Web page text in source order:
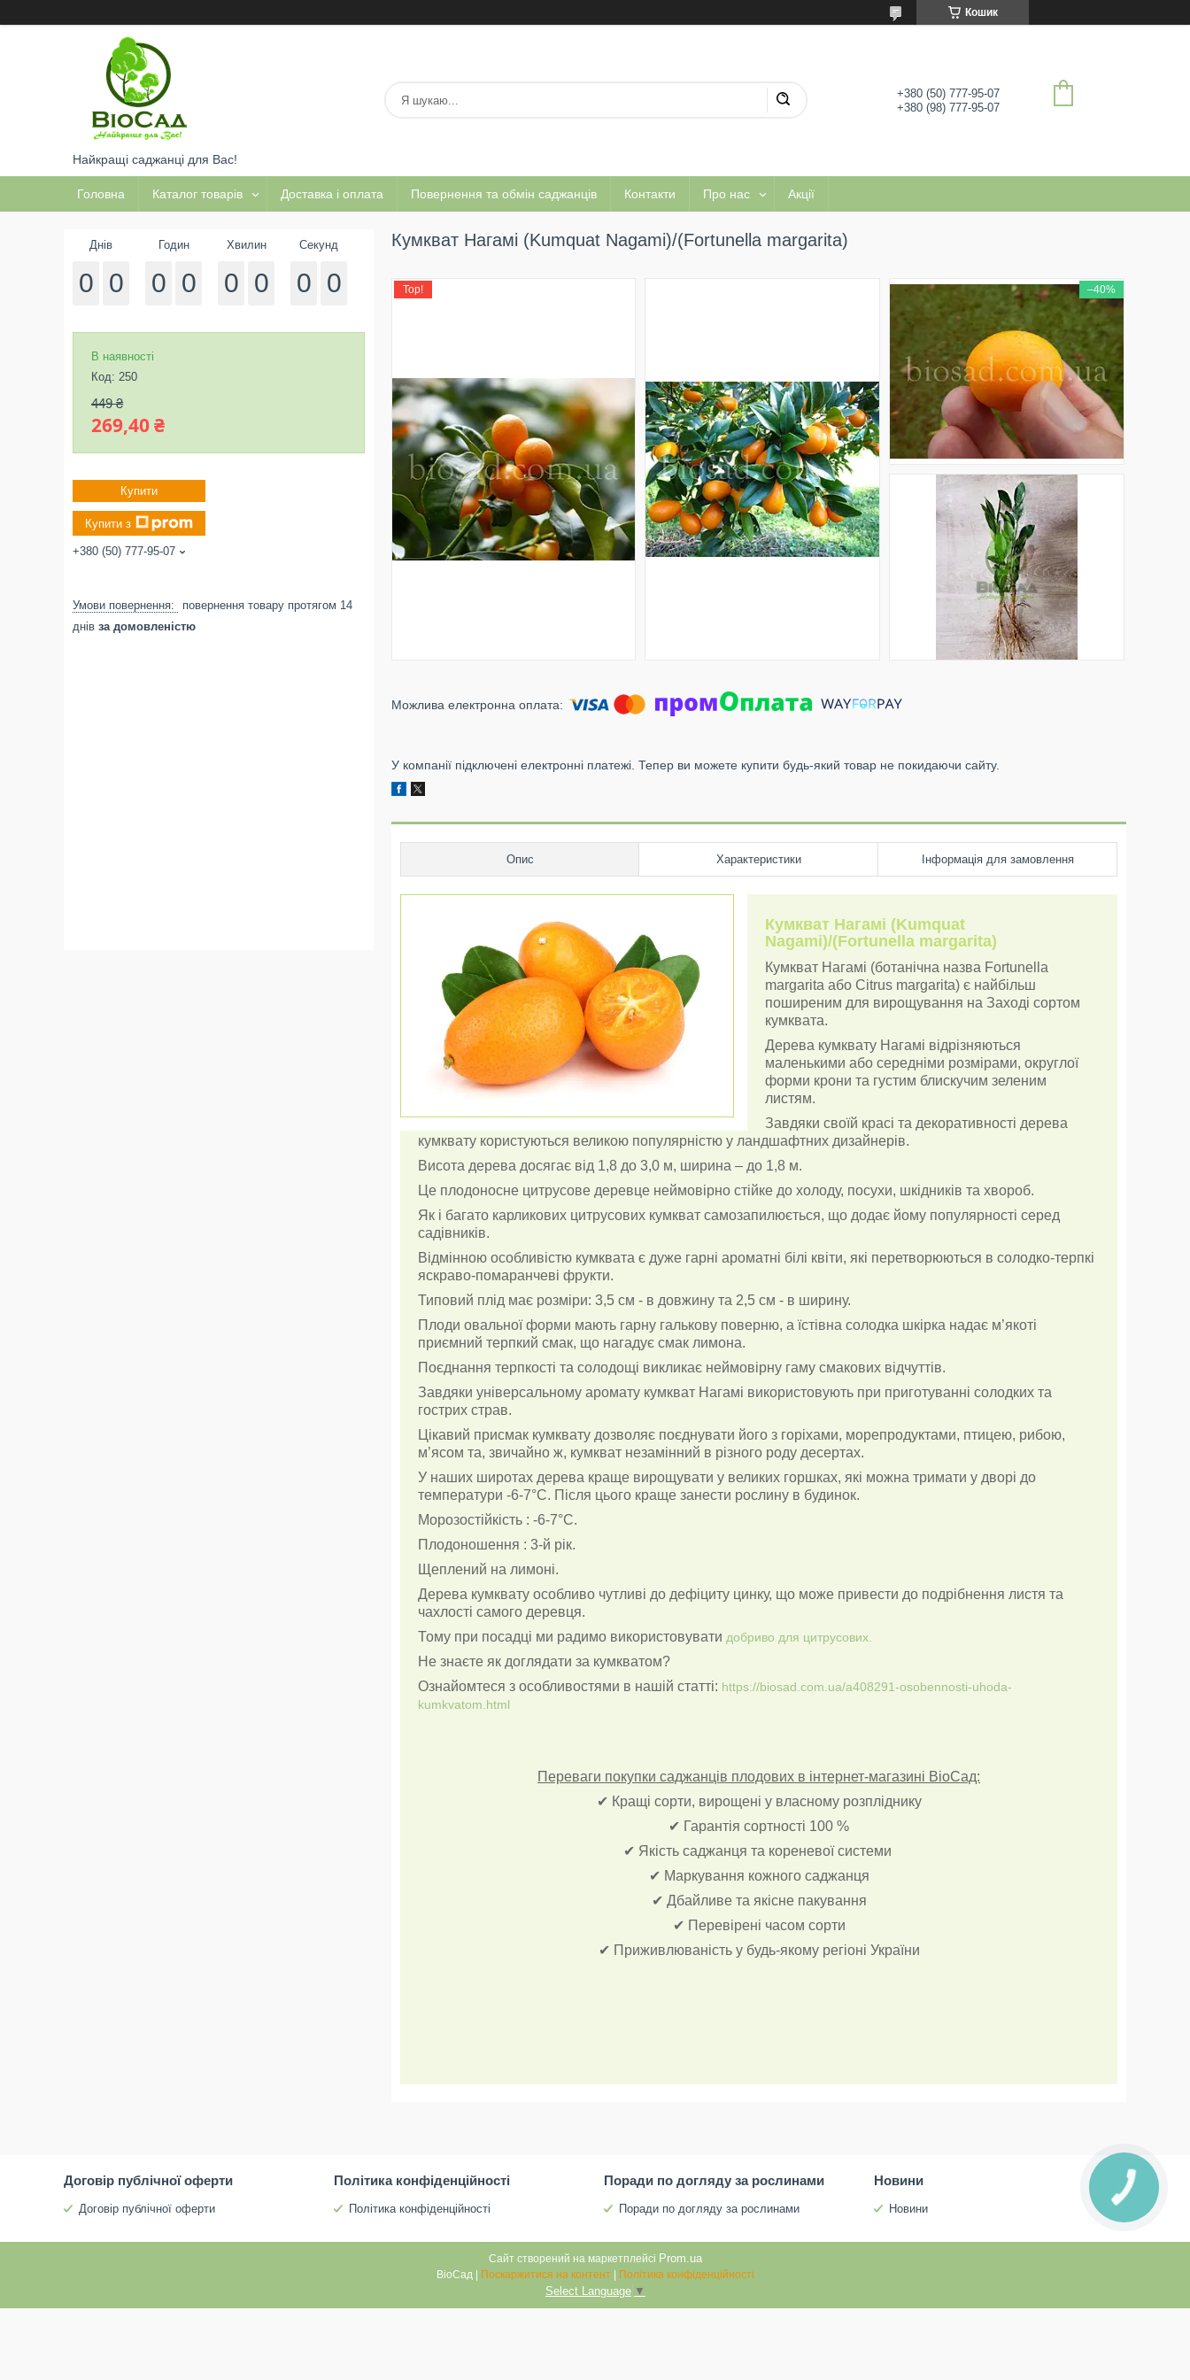
Кошик
Найкращі саджанці для Вас!
+380 (50) 777-95-07
+380 (98) 777-95-07
Головна Каталог товарів Доставка і оплата Повернення та обмін саджанців Контакти Про нас Акції
Кумкват Нагамі (Kumquat Nagami)/(Fortunella margarita)
Top! –40%
У компанії підключені електронні платежі. Тепер ви можете купити будь-який товар не покидаючи сайту.
Опис Характеристики Інформація для замовлення
Кумкват Нагамі (Kumquat
Nagami)/(Fortunella margarita)
Кумкват Нагамі (ботанічна назва Fortunella
margarita або Citrus margarita) є найбільш
поширеним для вирощування на Заході сортом
кумквата.
Дерева кумквату Нагамі відрізняються
маленькими або середніми розмірами, округлої
форми крони та густим блискучим зеленим
листям.
Завдяки своїй красі та декоративності дерева
кумквату користуються великою популярністю у ландшафтних дизайнерів.
Висота дерева досягає від 1,8 до 3,0 м, ширина – до 1,8 м.
Це плодоносне цитрусове деревце неймовірно стійке до холоду, посухи, шкідників та хвороб.
Як і багато карликових цитрусових кумкват самозапилюється, що додає йому популярності серед
садівників.
Відмінною особливістю кумквата є дуже гарні ароматні білі квіти, які перетворюються в солодко-терпкі
яскраво-помаранчеві фрукти.
Типовий плід має розміри: 3,5 см - в довжину та 2,5 см - в ширину.
Плоди овальної форми мають гарну галькову поверню, а їстівна солодка шкірка надає м’якоті
приємний терпкий смак, що нагадує смак лимона.
Поєднання терпкості та солодощі викликає неймовірну гаму смакових відчуттів.
Завдяки універсальному аромату кумкват Нагамі використовують при приготуванні солодких та
гострих страв.
Цікавий присмак кумквату дозволяє поєднувати його з горіхами, морепродуктами, птицею, рибою,
м’ясом та, звичайно ж, кумкват незамінний в різного роду десертах.
У наших широтах дерева краще вирощувати у великих горшках, які можна тримати у дворі до
температури -6-7°С. Після цього краще занести рослину в будинок.
Морозостійкість : -6-7°С.
Плодоношення : 3-й рік.
Щеплений на лимоні.
Дерева кумквату особливо чутливі до дефіциту цинку, що може привести до подрібнення листя та
чахлості самого деревця.
Тому при посадці ми радимо використовувати добриво для цитрусових.
Не знаєте як доглядати за кумкватом?
Ознайомтеся з особливостями в нашій статті: https://biosad.com.ua/a408291-osobennosti-uhoda-
kumkvatom.html
Переваги покупки саджанців плодових в інтернет-магазині ВіоСад:
✔ Кращі сорти, вирощені у власному розпліднику
✔ Гарантія сортності 100 %
✔ Якість саджанця та кореневої системи
✔ Маркування кожного саджанця
✔ Дбайливе та якісне пакування
✔ Перевірені часом сорти
✔ Приживлюваність у будь-якому регіоні України
Днів
0 0
Годин
0 0
Хвилин
0 0
Секунд
0 0
В наявності
Код: 250
449 ₴
269,40 ₴
Купити
Купити з
+380 (50) 777-95-07
повернення товару протягом 14
днів за домовленістю
Договір публічної оферти
Договір публічної оферти
Політика конфіденційності
Політика конфіденційності
Поради по догляду за рослинами
Поради по догляду за рослинами
Новини
Новини
Сайт створений на маркетплейсі Prom.ua
Поскаржитися на контент Політика конфіденційності
Select Language ▼